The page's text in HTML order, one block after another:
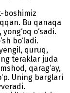
boshimiz
Bu qanaqa
o‘sadi.
bo‘ladi.
quruq,
teraklar juda
qarag‘ay,
Uning barglari